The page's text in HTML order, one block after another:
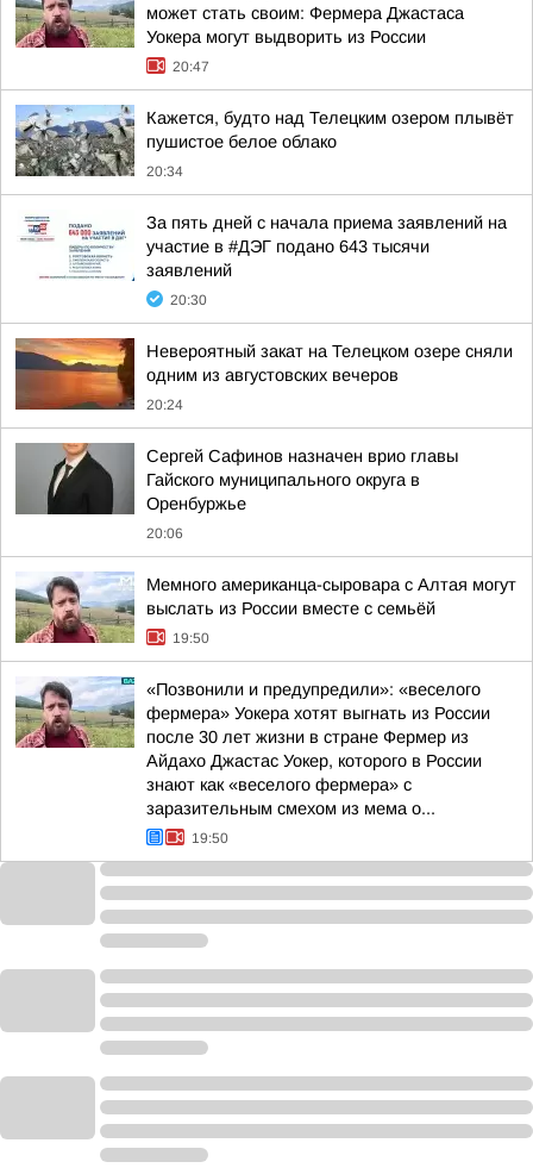
может стать своим: Фермера Джастаса
Уокера могут выдворить из России
20:47
Кажется, будто над Телецким озером плывёт
пушистое белое облако
20:34
За пять дней с начала приема заявлений на
участие в #ДЭГ подано 643 тысячи
заявлений
20:30
Невероятный закат на Телецком озере сняли
одним из августовских вечеров
20:24
Сергей Сафинов назначен врио главы
Гайского муниципального округа в
Оренбуржье
20:06
Мемного американца-сыровара с Алтая могут
выслать из России вместе с семьёй
19:50
«Позвонили и предупредили»: «веселого
фермера» Уокера хотят выгнать из России
после 30 лет жизни в стране Фермер из
Айдахо Джастас Уокер, которого в России
знают как «веселого фермера» с
заразительным смехом из мема о...
19:50